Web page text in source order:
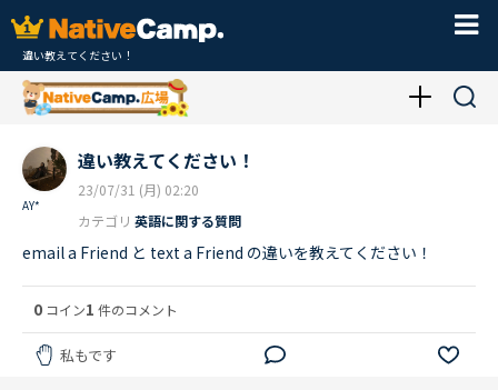
違い教えてください！
AY*
違い教えてください！
23/07/31 (月) 02:20
カテゴリ 英語に関する質問
email a Friend と text a Friend の違いを教えてください！
0 コイン1 件のコメント
私もです